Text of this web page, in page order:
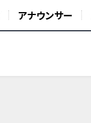
アナウンサー